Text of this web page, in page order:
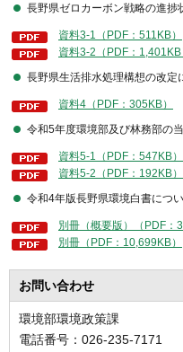
長野県ゼロカーボン戦略の進捗
資料3-1（PDF：511KB）
資料3-2（PDF：1,401KB
長野県生活排水処理構想の改定
資料4（PDF：305KB）
令和5年度環境部及び林務部の
資料5-1（PDF：547KB）
資料5-2（PDF：192KB）
令和4年版長野県環境白書につ
別冊（概要版）（PDF：
別冊（PDF：10,699KB）
お問い合わせ
環境部環境政策課
電話番号：026-235-7171